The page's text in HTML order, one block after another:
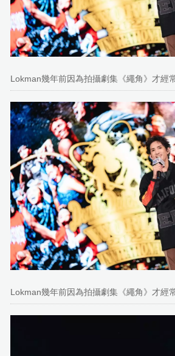
Lokman幾年前因為拍攝劇集《繩角》才經
Lokman幾年前因為拍攝劇集《繩角》才經